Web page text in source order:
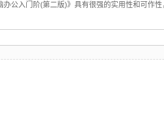
公入门阶(第二版)》具有很强的实用性和可作